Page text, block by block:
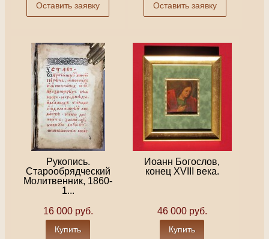
Оставить заявку Оставить заявку
Рукопись.
Старообрядческий
Молитвенник, 1860-
1...
16 000 руб.
Купить
Иоанн Богослов,
конец XVIII века.
46 000 руб.
Купить